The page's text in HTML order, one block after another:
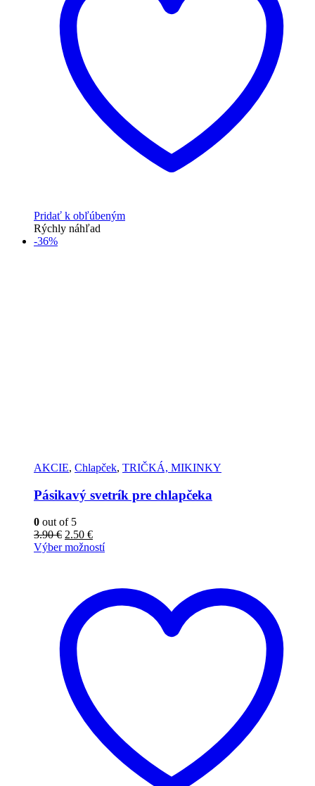
Pridať k obľúbeným
Rýchly náhľad
-36%
AKCIE, Chlapček, TRIČKÁ, MIKINKY
Pásikavý svetrík pre chlapčeka
0 out of 5
3.90€ 2.50 €
Výber možností